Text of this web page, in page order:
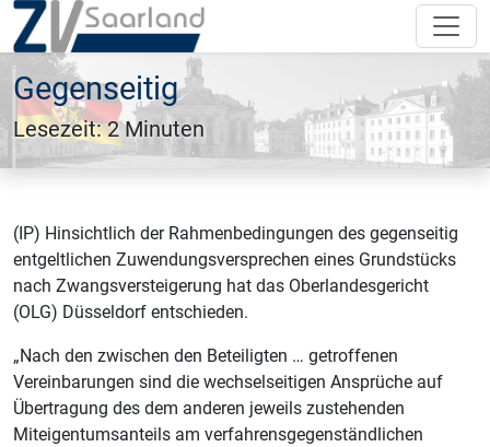
Gegenseitig
Lesezeit: 2 Minuten
(IP) Hinsichtlich der Rahmenbedingungen des gegenseitig
entgeltlichen Zuwendungsversprechen eines Grundstücks
nach Zwangsversteigerung hat das Oberlandesgericht
(OLG) Düsseldorf entschieden.
„Nach den zwischen den Beteiligten … getroffenen
Vereinbarungen sind die wechselseitigen Ansprüche auf
Übertragung des dem anderen jeweils zustehenden
Miteigentumsanteils am verfahrensgegenständlichen